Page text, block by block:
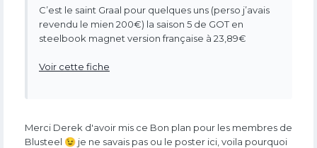
C’est le saint Graal pour quelques uns (perso j’avais
revendu le mien 200€) la saison 5 de GOT en
steelbook magnet version française à 23,89€
Voir cette fiche
Merci Derek d'avoir mis ce Bon plan pour les membres de
Blusteel 😉 je ne savais pas ou le poster ici, voila pourquoi